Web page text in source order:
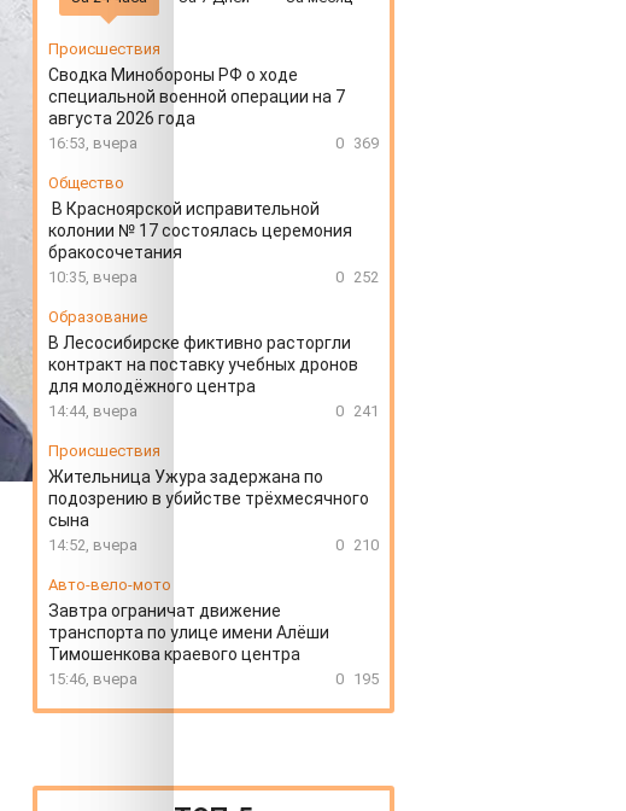
Происшествия
Сводка Минобороны РФ о ходе
специальной военной операции на 7
августа 2026 года
16:53, вчера 0 369
Общество
В Красноярской исправительной
колонии № 17 состоялась церемония
бракосочетания
10:35, вчера 0 252
Образование
В Лесосибирске фиктивно расторгли
контракт на поставку учебных дронов
для молодёжного центра
14:44, вчера 0 241
Происшествия
Жительница Ужура задержана по
подозрению в убийстве трёхмесячного
сына
14:52, вчера 0 210
Авто-вело-мото
Завтра ограничат движение
транспорта по улице имени Алёши
Тимошенкова краевого центра
15:46, вчера 0 195